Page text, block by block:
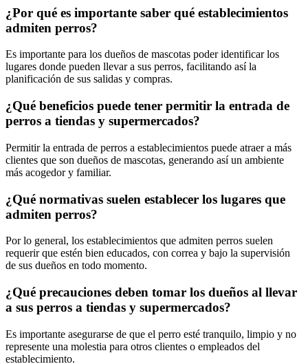
¿Por qué es importante saber qué establecimientos
admiten perros?
Es importante para los dueños de mascotas poder identificar los
lugares donde pueden llevar a sus perros, facilitando así la
planificación de sus salidas y compras.
¿Qué beneficios puede tener permitir la entrada de
perros a tiendas y supermercados?
Permitir la entrada de perros a establecimientos puede atraer a más
clientes que son dueños de mascotas, generando así un ambiente
más acogedor y familiar.
¿Qué normativas suelen establecer los lugares que
admiten perros?
Por lo general, los establecimientos que admiten perros suelen
requerir que estén bien educados, con correa y bajo la supervisión
de sus dueños en todo momento.
¿Qué precauciones deben tomar los dueños al llevar
a sus perros a tiendas y supermercados?
Es importante asegurarse de que el perro esté tranquilo, limpio y no
represente una molestia para otros clientes o empleados del
establecimiento.